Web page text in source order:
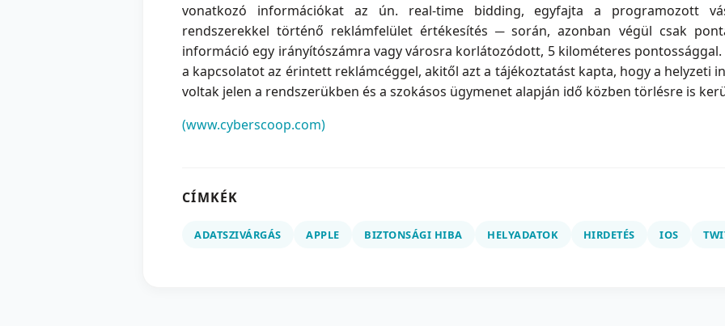
vonatkozó információkat az ún. real-time bidding, egyfajta a programozott
rendszerekkel történő reklámfelület értékesítés ─ során, azonban végül csak
információ egy irányítószámra vagy városra korlátozódott, 5 kilométeres
a kapcsolatot az érintett reklámcéggel, akitől azt a tájékoztatást kapta, hogy a helyzeti
voltak jelen a rendszerükben és a szokásos ügymenet alapján idő közben törlésre is
(www.cyberscoop.com)
CÍMKÉK
ADATSZIVÁRGÁS APPLE BIZTONSÁGI HIBA HELYADATOK HIRDETÉS IOS